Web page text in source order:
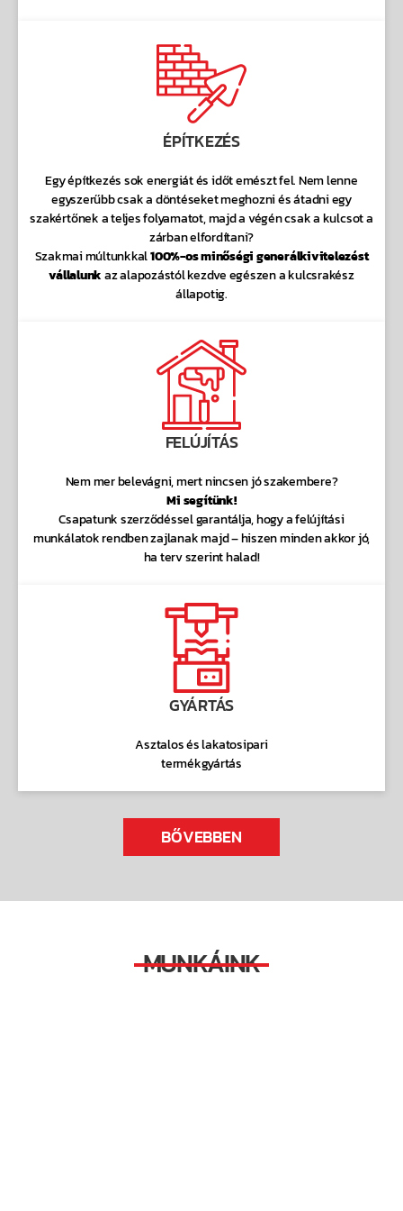
ÉPÍTKEZÉS
Egy építkezés sok energiát és időt emészt fel. Nem lenne
egyszerűbb csak a döntéseket meghozni és átadni egy
szakértőnek a teljes folyamatot, majd a végén csak a kulcsot a
zárban elfordítani?
Szakmai múltunkkal100%-os minőségi generálkivitelezést
vállalunkaz alapozástól kezdve egészen a kulcsrakész
állapotig.
FELÚJÍTÁS
Nem mer belevágni, mert nincsen jó szakembere?
Mi segítünk!
Csapatunk szerződéssel garantálja, hogy a felújítási
munkálatok rendben zajlanak majd – hiszen minden akkor jó,
ha terv szerint halad!
GYÁRTÁS
Asztalos és lakatosipari
termékgyártás
BŐVEBBEN
MUNKÁINK